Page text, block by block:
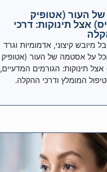
העור (אטופיק
אצל תינוקות: דרכי
מיובש קיצוני, אדמומיות וגרד
על אסטמה של העור (אטופיק
תינוקות: הגורמים המדעיים,
המומלץ ודרכי ההקלה.